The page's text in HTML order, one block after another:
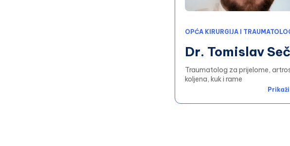
OPĆA KIRURGIJA I
Dr. Tomislav
Traumatolog za prijelome,
koljena, kuk i rame